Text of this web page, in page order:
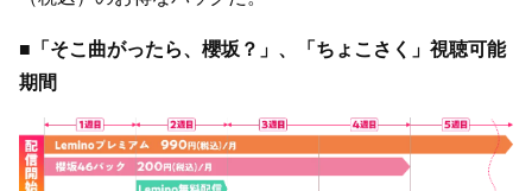
■「そこ曲がったら、櫻坂？」、「ちょこさく」視聴可能
期間